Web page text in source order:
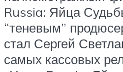
Russia: Яйца
“теневым”
стал Сергей
самых кассовых